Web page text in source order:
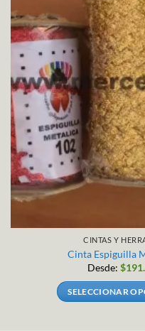
CINTAS Y
Cinta Espiguilla
Desde:$
SELECCIONAR